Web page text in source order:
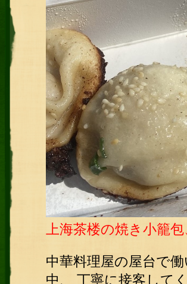
上海茶楼の焼き小籠
中華料理屋の屋台で
中、 丁寧に接客して